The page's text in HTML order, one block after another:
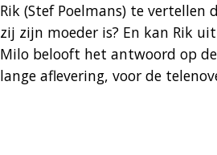
Rik (Stef Poelmans) te
zij zijn moeder is? En kan Rik
Milo belooft het antwoord op
lange aflevering, voor de